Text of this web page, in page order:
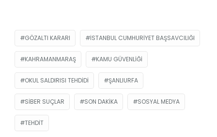
GÖZALTI KARARI İSTANBUL CUMHURIYET BAŞSAVCILIĞI
KAHRAMANMARAŞ KAMU GÜVENLIĞI
OKUL SALDIRISI TEHDIDI ŞANLIURFA
SIBER SUÇLAR SON DAKIKA SOSYAL MEDYA
TEHDIT